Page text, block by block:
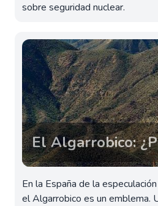
sobre seguridad nuclear.
El Algarrobico:
En la España de la
el Algarrobico es un emblema.